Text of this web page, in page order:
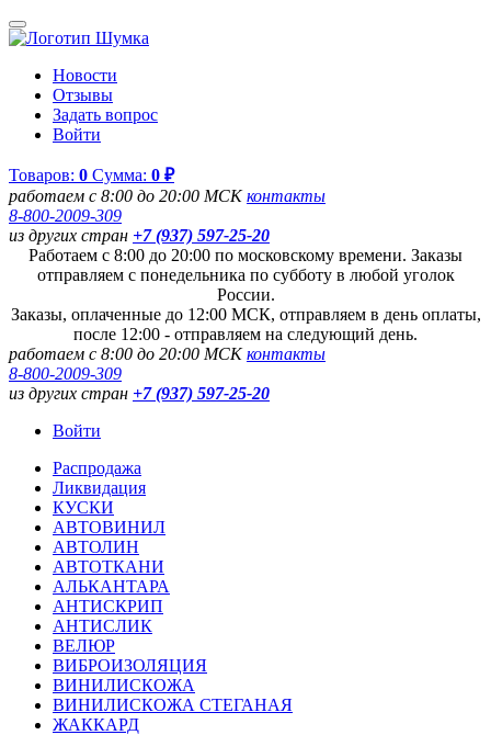
Новости
Отзывы
Задать вопрос
Войти
Товаров: 0 Сумма: 0 ₽
работаем с 8:00 до 20:00 МСКконтакты
8-800-2009-309
из других стран +7 (937) 597-25-20
Работаем с 8:00 до 20:00 по московскому времени. Заказы
отправляем с понедельника по субботу в любой уголок
России.
Заказы, оплаченные до 12:00 МСК, отправляем в день оплаты,
после 12:00 - отправляем на следующий день.
работаем с 8:00 до 20:00 МСКконтакты
8-800-2009-309
из других стран +7 (937) 597-25-20
Войти
Распродажа
Ликвидация
КУСКИ
АВТОВИНИЛ
АВТОЛИН
АВТОТКАНИ
АЛЬКАНТАРА
АНТИСКРИП
АНТИСЛИК
ВЕЛЮР
ВИБРОИЗОЛЯЦИЯ
ВИНИЛИСКОЖА
ВИНИЛИСКОЖА СТЕГАНАЯ
ЖАККАРД